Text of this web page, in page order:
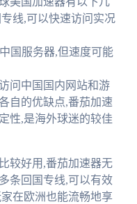
线,可以快速访问实况
国服务器,但速度可能
问中国国内网站和游
自的优缺点,番茄加速
性,是海外球迷的较佳
较好用,番茄加速器无
条回国专线,可以有效
在欧洲也能流畅地享